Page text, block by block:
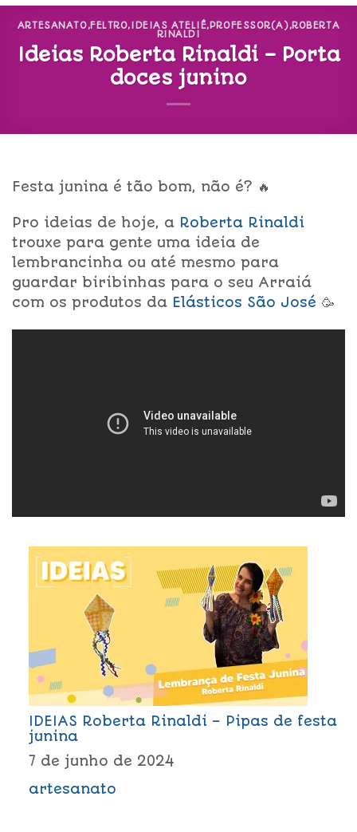
ARTESANATO,FELTRO, IDEIAS ATELIÊ, PROFESSOR(A),ROBERTA
RINALDI
Ideias Roberta Rinaldi – Porta
doces junino
Festa junina é tão bom, não é? 🔥
Pro ideias de hoje, a Roberta Rinaldi
trouxe para gente uma ideia de
lembrancinha ou até mesmo para
guardar biribinhas para o seu Arraiá
com os produtos da Elásticos São José 🥳
IDEIAS Roberta Rinaldi – Pipas de festa
junina
7 de junho de 2024
artesanato